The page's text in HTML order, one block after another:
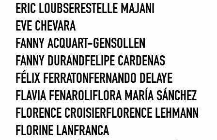
ERIC LOUBSERESTELLE MAJANI
EVE CHEVARA
FANNY ACQUART-GENSOLLEN
FANNY DURANDFELIPE CARDENAS
FÉLIX FERRATONFERNANDO DELAYE
FLAVIA FENAROLIFLORA MARÍA SÁNCHEZ
FLORENCE CROISIERFLORENCE LEHMANN
FLORINE LANFRANCA